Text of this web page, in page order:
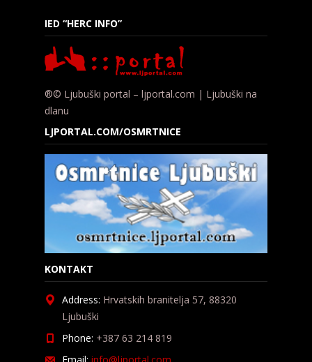
IED “HERC INFO”
®© Ljubuški portal – ljportal.com | Ljubuški na
dlanu
LJPORTAL.COM/OSMRTNICE
KONTAKT
Address: Hrvatskih branitelja 57, 88320
Ljubuški
Phone: +387 63 214 819